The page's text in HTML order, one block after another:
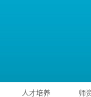
人才培养 师